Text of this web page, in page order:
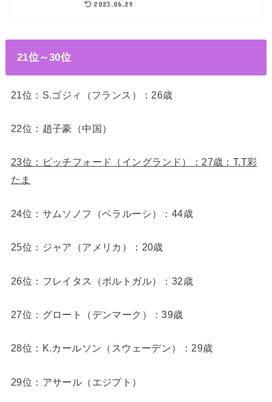
2023.06.29
21位～30位
21位：S.ゴジィ（フランス）：26歳
22位：趙子豪（中国）
23位：ピッチフォード（イングランド）：27歳：T.T彩
たま
24位：サムソノフ（ベラルーシ）：44歳
25位：ジャア（アメリカ）：20歳
26位：フレイタス（ポルトガル）：32歳
27位：グロート（デンマーク）：39歳
28位：K.カールソン（スウェーデン）：29歳
29位：アサール（エジプト）